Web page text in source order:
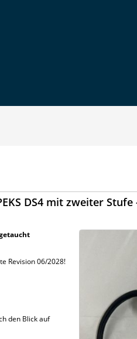
DS4 mit zweiter Stufe
Revision 06/2028!
den Blick auf